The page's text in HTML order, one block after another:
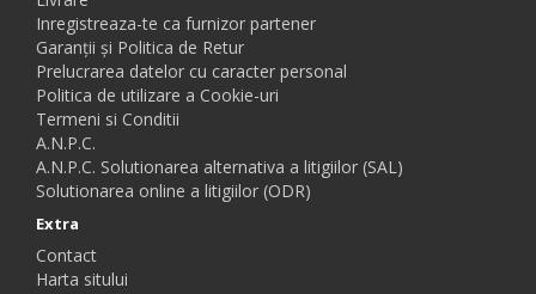
Inregistreaza-te ca furnizor partener
Garanții și Politica de Retur
Prelucrarea datelor cu caracter personal
Politica de utilizare a Cookie-uri
Termeni si Conditii
A.N.P.C.
A.N.P.C. Solutionarea alternativa a litigiilor (SAL)
Solutionarea online a litigiilor (ODR)
Extra
Contact
Harta sitului